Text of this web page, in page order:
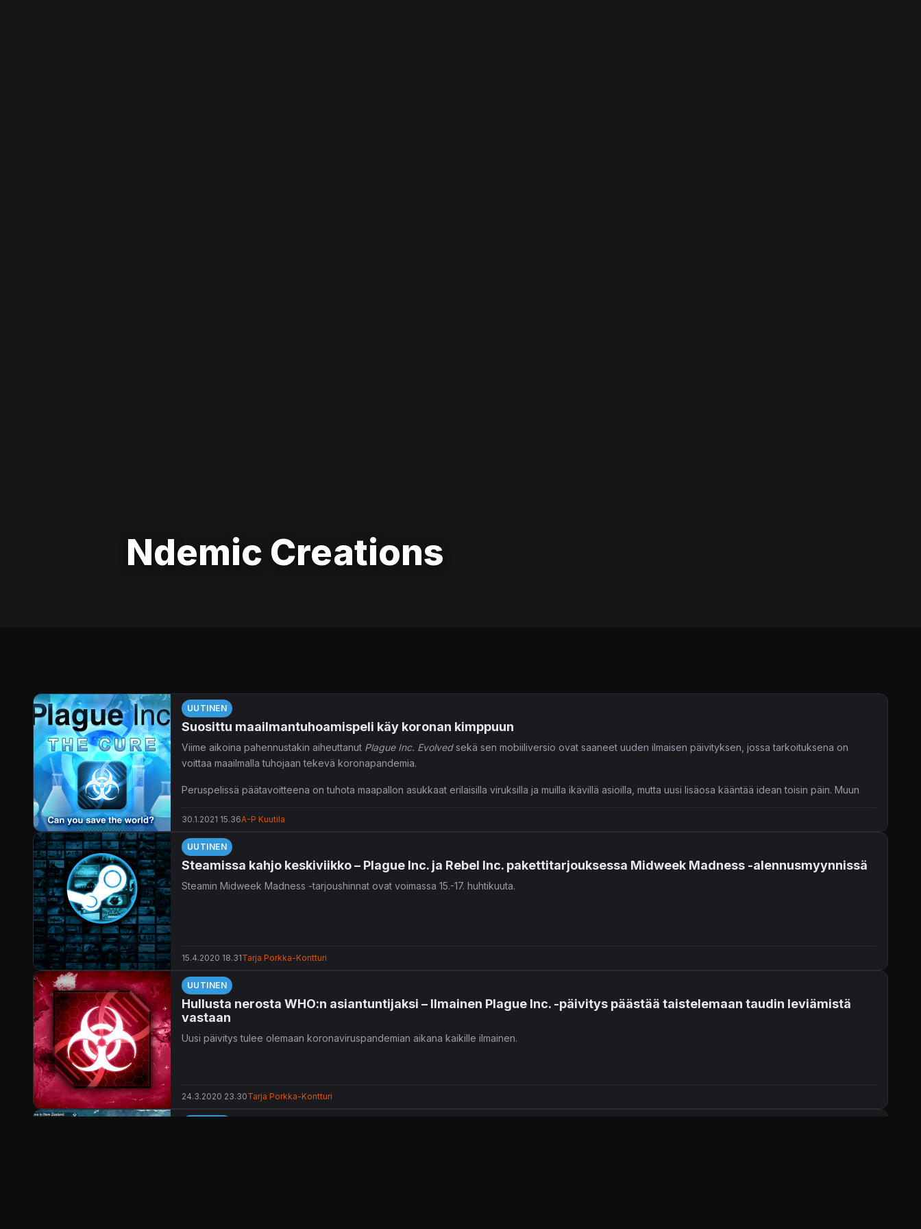
Ndemic Creations
UUTINEN
Suosittu maailmantuhoamispeli käy koronan kimppuun
Viime aikoina pahennustakin aiheuttanut Plague Inc. Evolvedsekä sen mobiiliversio ovat saaneet uuden ilmaisen päivityksen, jossa tarkoituksena on
voittaa maailmalla tuhojaan tekevä koronapandemia.
Peruspelissä päätavoitteena on tuhota maapallon asukkaat erilaisilla viruksilla ja muilla ikävillä asioilla, mutta uusi lisäosa kääntää idean toisin päin. Muun
lähteitä, päättämään rajoitustoimista sekä kehittämään rokotetta.
30.1.2021 15.36A-P Kuutila
UUTINEN
Steamissa kahjo keskiviikko – Plague Inc. ja Rebel Inc. pakettitarjouksessa Midweek Madness -alennusmyynnissä
Steamin Midweek Madness -tarjoushinnat ovat voimassa 15.-17. huhtikuuta.
15.4.2020 18.31Tarja Porkka-Kontturi
UUTINEN
Hullusta nerosta WHO:n asiantuntijaksi – Ilmainen Plague Inc. -päivitys päästää taistelemaan taudin leviämistä
vastaan
Uusi päivitys tulee olemaan koronaviruspandemian aikana kaikille ilmainen.
24.3.2020 23.30Tarja Porkka-Kontturi